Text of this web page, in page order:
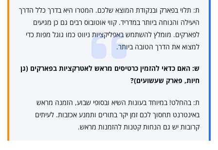
ת: תלוי בפארק ובנקודת המוצא שלכם. המטרו היא בדרך כלל הדרך
היעילה והנוחה ביותר במדריד. קווי אוטובוס רבים גם כן מגיעים
לפארקים. מומלץ להשתמש באפליקציות ניווט כמו גוגל מפות כדי
למצוא את הדרך הטובה ביותר.
ש: האם כדאי להזמין כרטיסים מראש לאטרקציות בפארקים (גן
חיות, פארק שעשועים)?
ת: בהחלט! במיוחד בעונות השיא ובסופי שבוע, הזמנה מראש
באינטרנט תחסוך לכם זמן יקר בתורים ותמנע אכזבות. לעיתים
קרובות יש גם הנחות קטנות להזמנות מראש.